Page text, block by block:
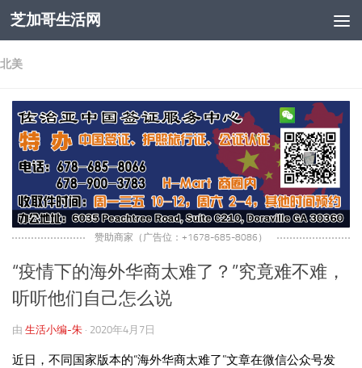
跳至内容
芝加哥生活网
北美
赞助商家（广告位：+1678-685-8086）
“疫情下的海外华商太难了？”究竟难不难，
听听他们自己怎么说
由 生活小编-朱 · 2020年4月7日
近日，不同国家版本的“海外华商太难了”文章在微信公众号发